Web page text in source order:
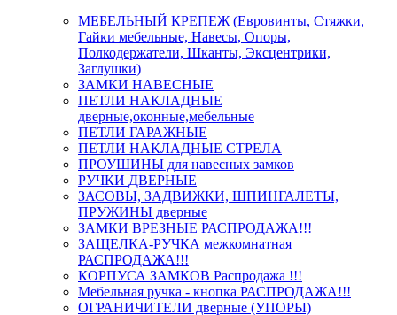
МЕБЕЛЬНЫЙ КРЕПЕЖ (Евровинты, Стяжки,
Гайки мебельные, Навесы, Опоры,
Полкодержатели, Шканты, Эксцентрики,
Заглушки)
ЗАМКИ НАВЕСНЫЕ
ПЕТЛИ НАКЛАДНЫЕ
дверные,оконные,мебельные
ПЕТЛИ ГАРАЖНЫЕ
ПЕТЛИ НАКЛАДНЫЕ СТРЕЛА
ПРОУШИНЫ для навесных замков
РУЧКИ ДВЕРНЫЕ
ЗАСОВЫ, ЗАДВИЖКИ, ШПИНГАЛЕТЫ,
ПРУЖИНЫ дверные
ЗАМКИ ВРЕЗНЫЕ РАСПРОДАЖА!!!
ЗАЩЕЛКА-РУЧКА межкомнатная
РАСПРОДАЖА!!!
КОРПУСА ЗАМКОВ Распродажа !!!
Мебельная ручка - кнопка РАСПРОДАЖА!!!
ОГРАНИЧИТЕЛИ дверные (УПОРЫ)